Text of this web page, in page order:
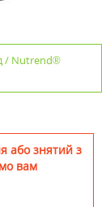
/ Nutrend®
або знятий з
вам